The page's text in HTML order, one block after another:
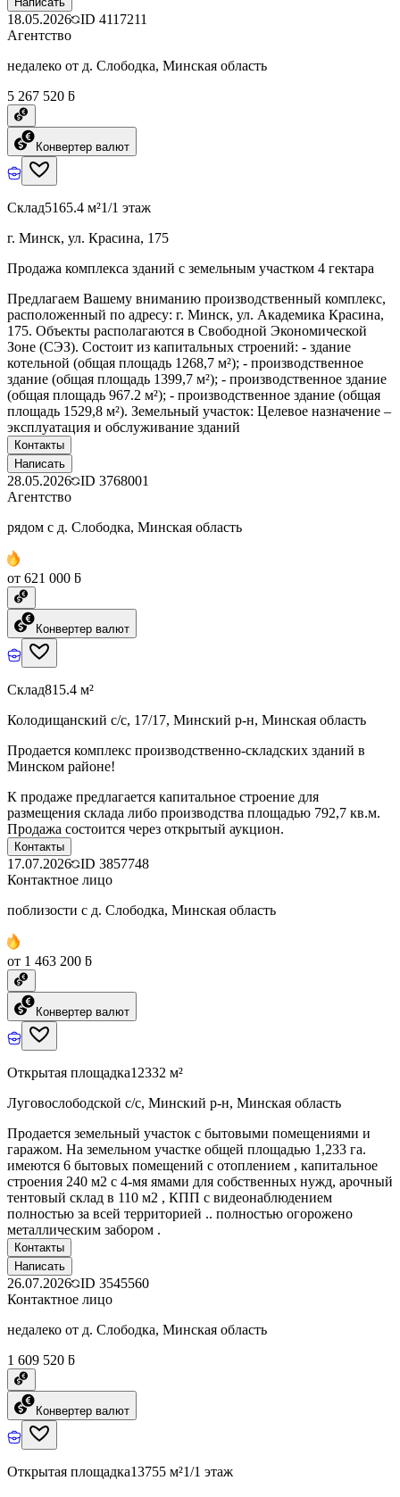
18.05.2026 ID 4117211
Агентство
недалеко от д. Слободка, Минская область
5 267 520 ƃ
Конвертер валют
Склад5165.4 м²1/1 этаж
г. Минск, ул. Красина, 175
Продажа комплекса зданий с земельным участком 4 гектара
Предлагаем Вашему вниманию производственный комплекс,
расположенный по адресу: г. Минск, ул. Академика Красина,
175. Объекты располагаются в Свободной Экономической
Зоне (СЭЗ). Состоит из капитальных строений: - здание
котельной (общая площадь 1268,7 м²); - производственное
здание (общая площадь 1399,7 м²); - производственное здание
(общая площадь 967.2 м²); - производственное здание (общая
площадь 1529,8 м²). Земельный участок: Целевое назначение –
эксплуатация и обслуживание зданий
Контакты
Написать
28.05.2026 ID 3768001
Агентство
рядом с д. Слободка, Минская область
от 621 000 ƃ
Конвертер валют
Склад815.4 м²
Колодищанский с/с, 17/17, Минский р-н, Минская область
Продается комплекс производственно-складских зданий в
Минском районе!
К продаже предлагается капитальное строение для
размещения склада либо производства площадью 792,7 кв.м.
Продажа состоится через открытый аукцион.
Контакты
17.07.2026 ID 3857748
Контактное лицо
поблизости с д. Слободка, Минская область
от 1 463 200 ƃ
Конвертер валют
Открытая площадка12332 м²
Луговослободской с/с, Минский р-н, Минская область
Продается земельный участок с бытовыми помещениями и
гаражом. На земельном участке общей площадью 1,233 га.
имеются 6 бытовых помещений с отоплением , капитальное
строения 240 м2 с 4-мя ямами для собственных нужд, арочный
тентовый склад в 110 м2 , КПП с видеонаблюдением
полностью за всей территорией .. полностью огорожено
металлическим забором .
Контакты
Написать
26.07.2026 ID 3545560
Контактное лицо
недалеко от д. Слободка, Минская область
1 609 520 ƃ
Конвертер валют
Открытая площадка13755 м²1/1 этаж